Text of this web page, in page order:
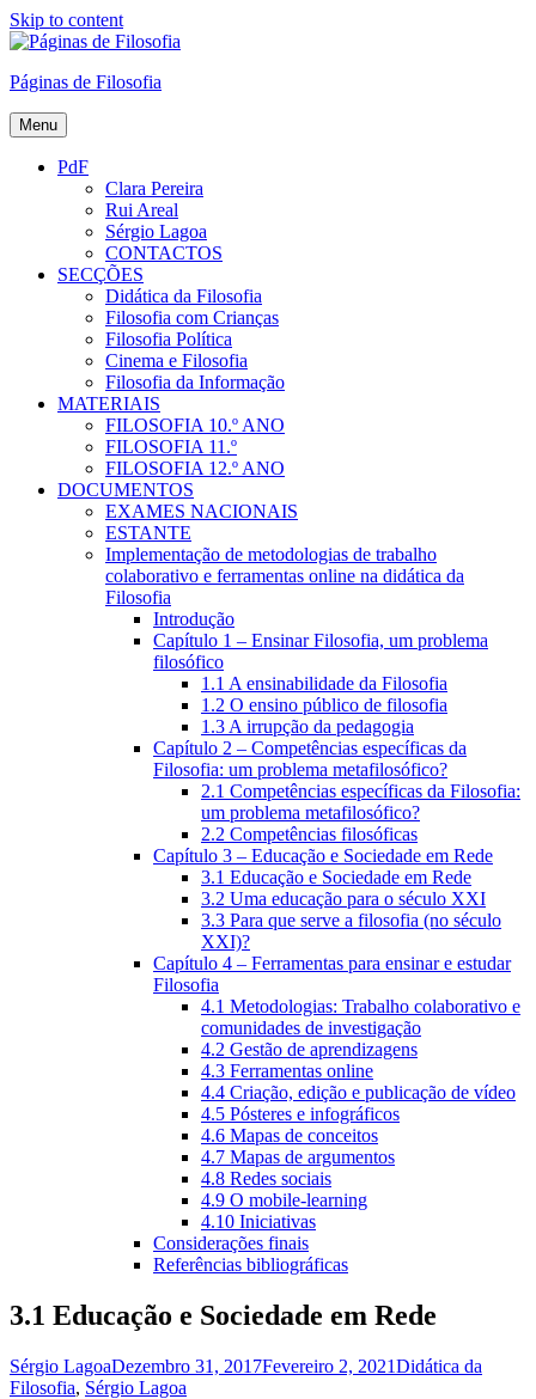
Skip to content
Páginas de Filosofia
Menu
PdF
Clara Pereira
Rui Areal
Sérgio Lagoa
CONTACTOS
SECÇÕES
Didática da Filosofia
Filosofia com Crianças
Filosofia Política
Cinema e Filosofia
Filosofia da Informação
MATERIAIS
FILOSOFIA 10.º ANO
FILOSOFIA 11.º
FILOSOFIA 12.º ANO
DOCUMENTOS
EXAMES NACIONAIS
ESTANTE
Implementação de metodologias de trabalho
colaborativo e ferramentas online na didática da
Filosofia
Introdução
Capítulo 1 – Ensinar Filosofia, um problema
filosófico
1.1 A ensinabilidade da Filosofia
1.2 O ensino público de filosofia
1.3 A irrupção da pedagogia
Capítulo 2 – Competências específicas da
Filosofia: um problema metafilosófico?
2.1 Competências específicas da Filosofia:
um problema metafilosófico?
2.2 Competências filosóficas
Capítulo 3 – Educação e Sociedade em Rede
3.1 Educação e Sociedade em Rede
3.2 Uma educação para o século XXI
3.3 Para que serve a filosofia (no século
XXI)?
Capítulo 4 – Ferramentas para ensinar e estudar
Filosofia
4.1 Metodologias: Trabalho colaborativo e
comunidades de investigação
4.2 Gestão de aprendizagens
4.3 Ferramentas online
4.4 Criação, edição e publicação de vídeo
4.5 Pósteres e infográficos
4.6 Mapas de conceitos
4.7 Mapas de argumentos
4.8 Redes sociais
4.9 O mobile-learning
4.10 Iniciativas
Considerações finais
Referências bibliográficas
3.1 Educação e Sociedade em Rede
Sérgio LagoaDezembro 31, 2017Fevereiro 2, 2021Didática da
Filosofia, Sérgio Lagoa